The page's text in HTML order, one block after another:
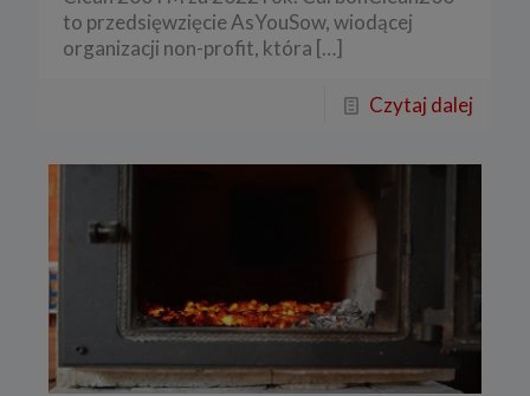
to przedsięwzięcie AsYouSow, wiodącej
organizacji non-profit, która […]
Czytaj dalej